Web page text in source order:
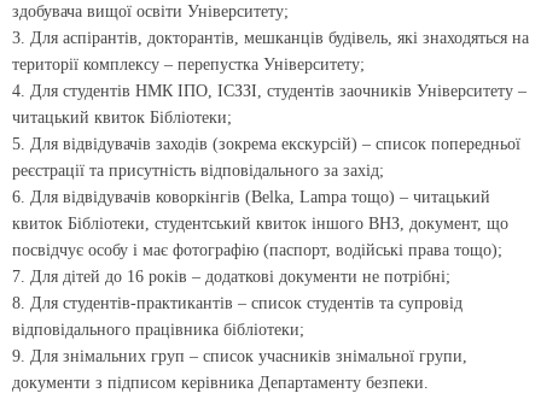
здобувача вищої освіти Університету;
3. Для аспірантів, докторантів, мешканців будівель, які знаходяться на
території комплексу – перепустка Університету;
4. Для студентів НМК ІПО, ІСЗЗІ, студентів заочників Університету –
читацький квиток Бібліотеки;
5. Для відвідувачів заходів (зокрема екскурсій) – список попередньої
реєстрації та присутність відповідального за захід;
6. Для відвідувачів коворкінгів (Belka, Lampa тощо) – читацький
квиток Бібліотеки, студентський квиток іншого ВНЗ, документ, що
посвідчує особу і має фотографію (паспорт, водійські права тощо);
7. Для дітей до 16 років – додаткові документи не потрібні;
8. Для студентів-практикантів – список студентів та супровід
відповідального працівника бібліотеки;
9. Для знімальних груп – список учасників знімальної групи,
документи з підписом керівника Департаменту безпеки.